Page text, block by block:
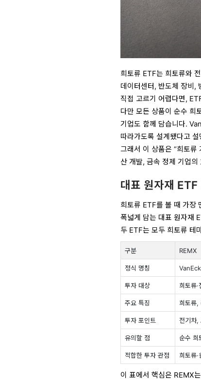
희토류 ETF는 희토류와
데이터센터, 반도체 장비,
직접 고르기 어렵다면,
다만 모든 상품이 순수 희
기업도 함께 담습니다.
따라가도록 설계됐다고 설
그래서 이 상품은 “희토류
산 개발, 금속 정제 기업
대표 원자재
희토류 ETF를 볼 때 가장
폭넓게 담는 대표 원자재
두 ETF는 모두 희토류 테
구분 REMX
정식 명칭
투자 대상 희토류
주요 특징 희토류,
투자 포인트 전기차,
유의할 점 순수 희
적합한 투자 관점 희토류
이 표에서 핵심은 REMX